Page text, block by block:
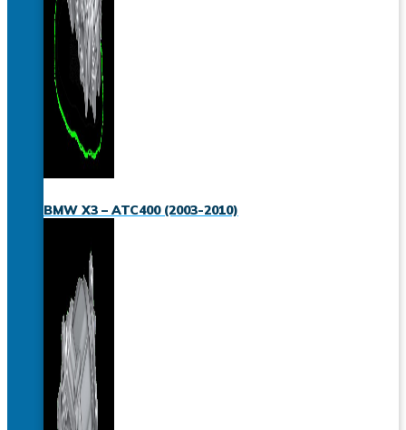
BMW X3 – ATC400 (2003-2010)